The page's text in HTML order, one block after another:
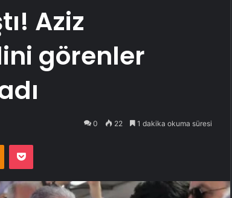
Aziz
görenler
0 22 1 dakika okuma süresi
Odnoklassniki
Pocket